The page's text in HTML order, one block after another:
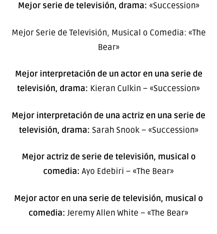
Mejor serie de televisión, drama: «Succession»
Mejor Serie de Televisión, Musical o Comedia: «The
Bear»
Mejor interpretación de un actor en una serie de
televisión, drama: Kieran Culkin – «Succession»
Mejor interpretación de una actriz en una serie de
televisión, drama: Sarah Snook – «Succession»
Mejor actriz de serie de televisión, musical o
comedia: Ayo Edebiri – «The Bear»
Mejor actor en una serie de televisión, musical o
comedia: Jeremy Allen White – «The Bear»